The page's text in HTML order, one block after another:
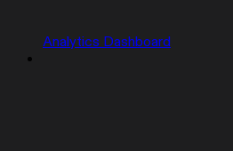
Analytics Dashboard